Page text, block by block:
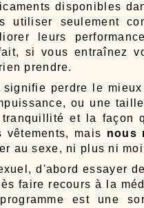
disponibles
seulement
leurs
si vous entraînez
prendre.
perdre le
ou une
tranquillité et la façon
mais nous
au sexe, ni plus ni
d'abord essayer
faire recours à la
est une